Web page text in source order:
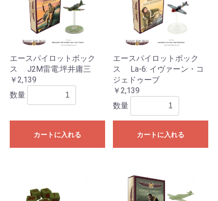
エースパイロットボック
ス J2M雷電:坪井庸三
￥2,139
数量
カートに入れる
エースパイロットボック
ス La-6: イヴァーン・コ
ジェドゥーブ
￥2,139
数量
カートに入れる